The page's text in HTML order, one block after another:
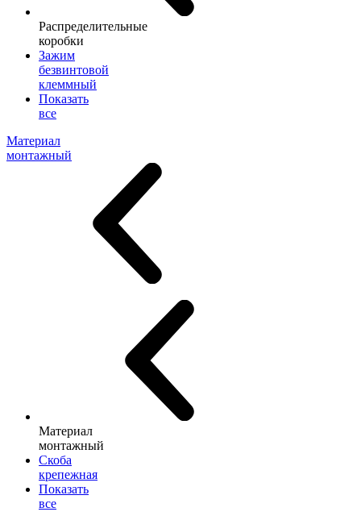
Распределительные
коробки
Зажим
безвинтовой
клеммный
Показать
все
Материал
монтажный
Материал
монтажный
Скоба
крепежная
Показать
все